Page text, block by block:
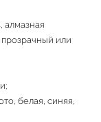
алмазная
или
белая, синяя,